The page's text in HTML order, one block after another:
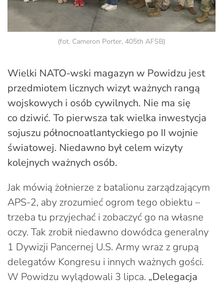
(fot. Cameron Porter, 405th AFSB)
Wielki NATO-wski magazyn w Powidzu jest
przedmiotem licznych wizyt ważnych rangą
wojskowych i osób cywilnych. Nie ma się
co dziwić. To pierwsza tak wielka inwestycja
sojuszu północnoatlantyckiego po II wojnie
światowej. Niedawno był celem wizyty
kolejnych ważnych osób.
Jak mówią żołnierze z batalionu zarządzającym
APS-2, aby zrozumieć ogrom tego obiektu –
trzeba tu przyjechać i zobaczyć go na własne
oczy. Tak zrobił niedawno dowódca generalny
1 Dywizji Pancernej U.S. Army wraz z grupą
delegatów Kongresu i innych ważnych gości.
W Powidzu wylądowali 3 lipca. „Delegacja